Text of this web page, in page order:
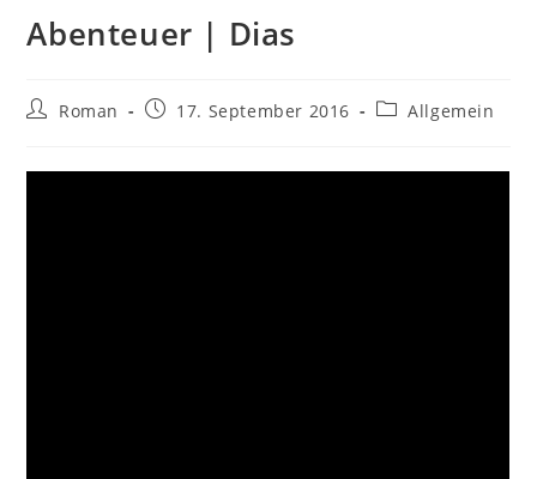
Abenteuer | Dias
Beitrags-
Roman
Beitrag17. September 2016
Beitrags-
Allgemein